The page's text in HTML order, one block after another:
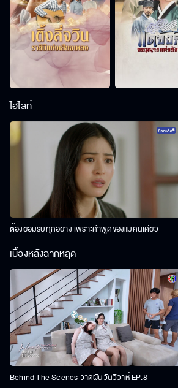
ไฮไลท์
ต้องยอมรับทุกอย่าง เพราะคำพูดของแม่คนเดียว
เบื้องหลังฉากหลุด
Behind The Scenes วาดฝันวันวิวาห์ EP.8